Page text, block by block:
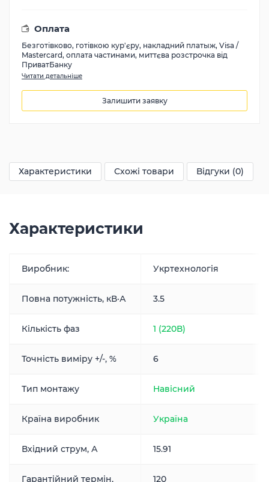
Оплата
Безготівково, готівкою кур'єру, накладний платыж, Visa /
Mastercard, оплата частинами, миттєва розстрочка від
ПриватБанку
Читати детальніше
Залишити заявку
Характеристики Схожі товари Відгуки (0)
Характеристики
Виробник: Укртехнологія
Повна потужність, кВ·А 3.5
Кількість фаз 1 (220В)
Точність виміру +/-, % 6
Тип монтажу Навісний
Країна виробник Україна
Вхідний струм, А 15.91
Гарантійний термін, 120